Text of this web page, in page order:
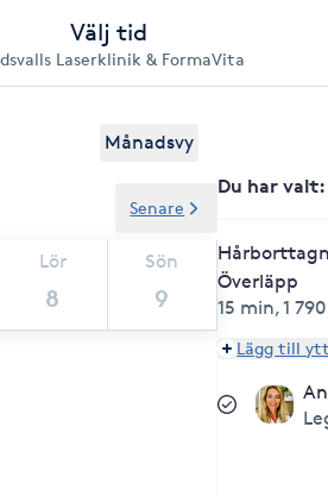
Välj tid
Laserklinik & FormaVita
Månadsvy
Lör
8
Sön
9
Senare
Du har valt:
Överläpp
15 min,1
Lägg till